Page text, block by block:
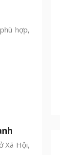
hợp,
Xã Hội,